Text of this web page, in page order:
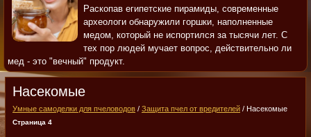
Раскопав египетские пирамиды, современные
археологи обнаружили горшки, наполненные
медом, который не испортился за тысячи лет. С
тех пор людей мучает вопрос, действительно ли
мед - это "вечный" продукт.
Насекомые
Умные самоделки для пчеловодов / Защита пчел от вредителей / Насекомые
Страница 4